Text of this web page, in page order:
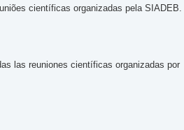
científicas organizadas pela SIADEB.
las reuniones científicas organizadas por